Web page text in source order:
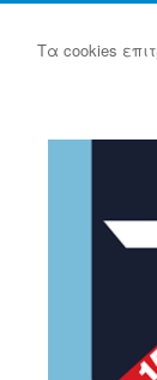
Τα cookies